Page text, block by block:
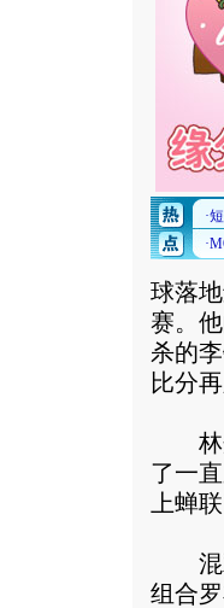
球落
赛。
杀的
比分
林丹
了一
上蝉
混双
组合